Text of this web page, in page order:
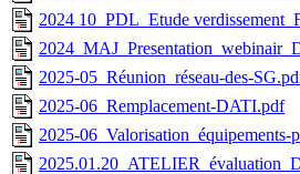
2024 10_PDL_Etude
2025-05_Réunion_réseau-des-
2025-06_Remplacement-DATI.pdf
2025-06_Valorisation_équipements-